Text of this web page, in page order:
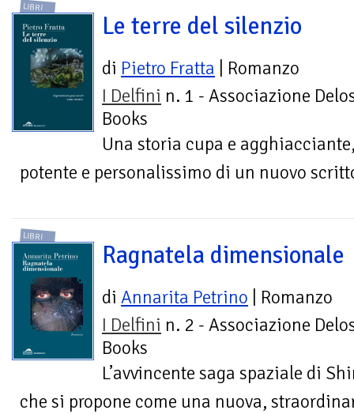
LIBRI
Le terre del silenzio
di Pietro Fratta | Romanzo
I Delfini n. 1 - Associazione
Books
Una storia cupa e
potente e personalissimo di un nuovo
LIBRI
Ragnatela dimensionale
di Annarita Petrino | Romanzo
I Delfini n. 2 - Associazione
Books
L’avvincente saga spaziale di
che si propone come una nuova,